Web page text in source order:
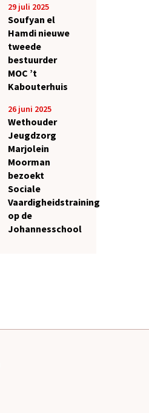
29 juli 2025
Soufyan el
Hamdi nieuwe
tweede
bestuurder
MOC ’t
Kabouterhuis
26 juni 2025
Wethouder
Jeugdzorg
Marjolein
Moorman
bezoekt
Sociale
Vaardigheidstraining
op de
Johannesschool